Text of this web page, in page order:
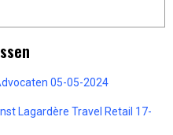
05-05-2024
Lagardère Travel Retail 17-